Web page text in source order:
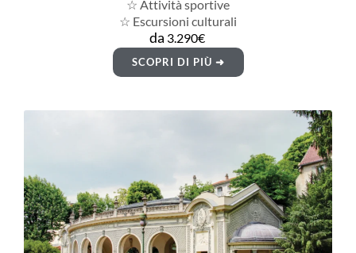
☆ Attività sportive
☆ Escursioni culturali
da 3.290€
SCOPRI DI PIÙ ➜